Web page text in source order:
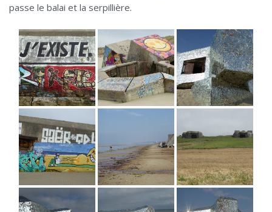
passe le balai et la serpillière.